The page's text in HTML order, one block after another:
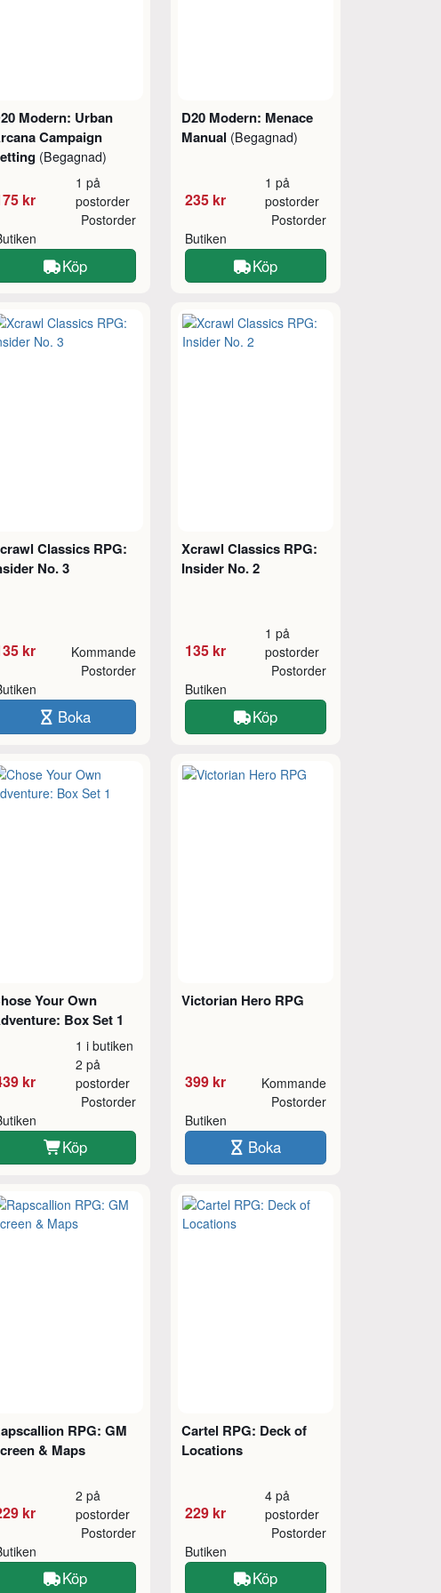
Modern: Urban
Campaign
(Begagnad)
kr
1 på
postorder
Postorder
Köp
D20 Modern: Menace
Manual (Begagnad)
235 kr
1 på
postorder
Butiken
Postorder
Köp
Classics RPG:
No. 3
kr Kommande
Postorder
Boka
Xcrawl Classics RPG:
Insider No. 2
135 kr
1 på
postorder
Butiken
Postorder
Köp
Your Own
Box Set 1
kr
1 i butiken
2 på
postorder
Postorder
Köp
Victorian Hero RPG
399 kr Kommande
Butiken
Postorder
Boka
RPG: GM
& Maps
kr
2 på
postorder
Postorder
Köp
Cartel RPG: Deck of
Locations
229 kr
4 på
postorder
Butiken
Postorder
Köp